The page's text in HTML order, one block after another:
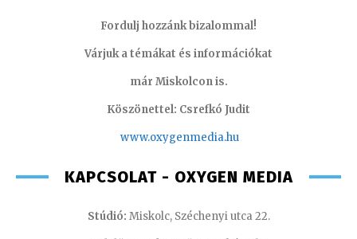
Fordulj hozzánk bizalommal!
Várjuk a témákat és információkat
már Miskolcon is.
Köszönettel: Csrefkó Judit
www.oxygenmedia.hu
KAPCSOLAT - OXYGEN MEDIA
Stúdió: Miskolc, Széchenyi utca 22.